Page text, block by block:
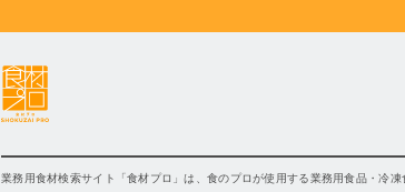
業務用食材検索サイト「食材プロ」は、食のプロが使用する業務用食品・冷